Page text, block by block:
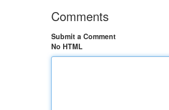
Comments
Submit a Comment
No HTML